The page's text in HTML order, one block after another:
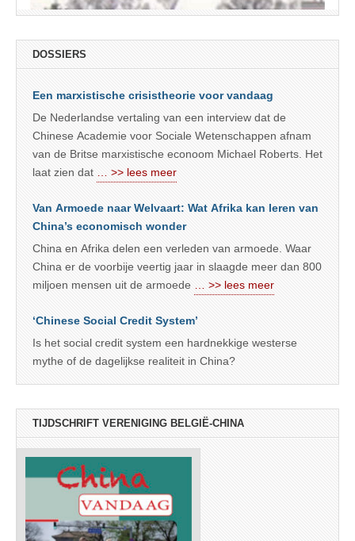
DOSSIERS
Een marxistische crisistheorie voor vandaag
De Nederlandse vertaling van een interview dat de
Chinese Academie voor Sociale Wetenschappen afnam
van de Britse marxistische econoom Michael Roberts. Het
laat zien dat
… >> lees meer
Van Armoede naar Welvaart: Wat Afrika kan leren van
China’s economisch wonder
China en Afrika delen een verleden van armoede. Waar
China er de voorbije veertig jaar in slaagde meer dan 800
miljoen mensen uit de armoede
… >> lees meer
‘Chinese Social Credit System’
Is het social credit system een hardnekkige westerse
mythe of de dagelijkse realiteit in China?
TIJDSCHRIFT VERENIGING BELGIË-CHINA